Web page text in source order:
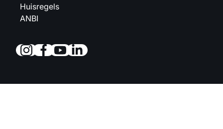
Huisregels
ANBI